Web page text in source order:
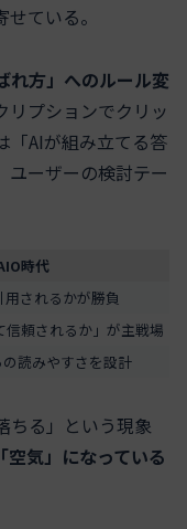
ている。
れ方」へのルール変
リプションでクリッ
「AIが組み立てる答
ユーザーの検討テー
時代
されるかが勝負
信頼されるか」が主戦場
読みやすさを設計
ちる」という現象
空気」になっている